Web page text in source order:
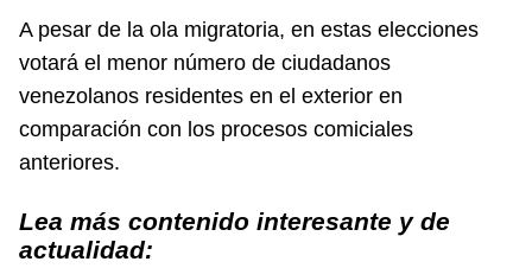
A pesar de la ola migratoria, en estas elecciones
votará el menor número de ciudadanos
venezolanos residentes en el exterior en
comparación con los procesos comiciales
anteriores.
Lea más contenido interesante y de
actualidad: